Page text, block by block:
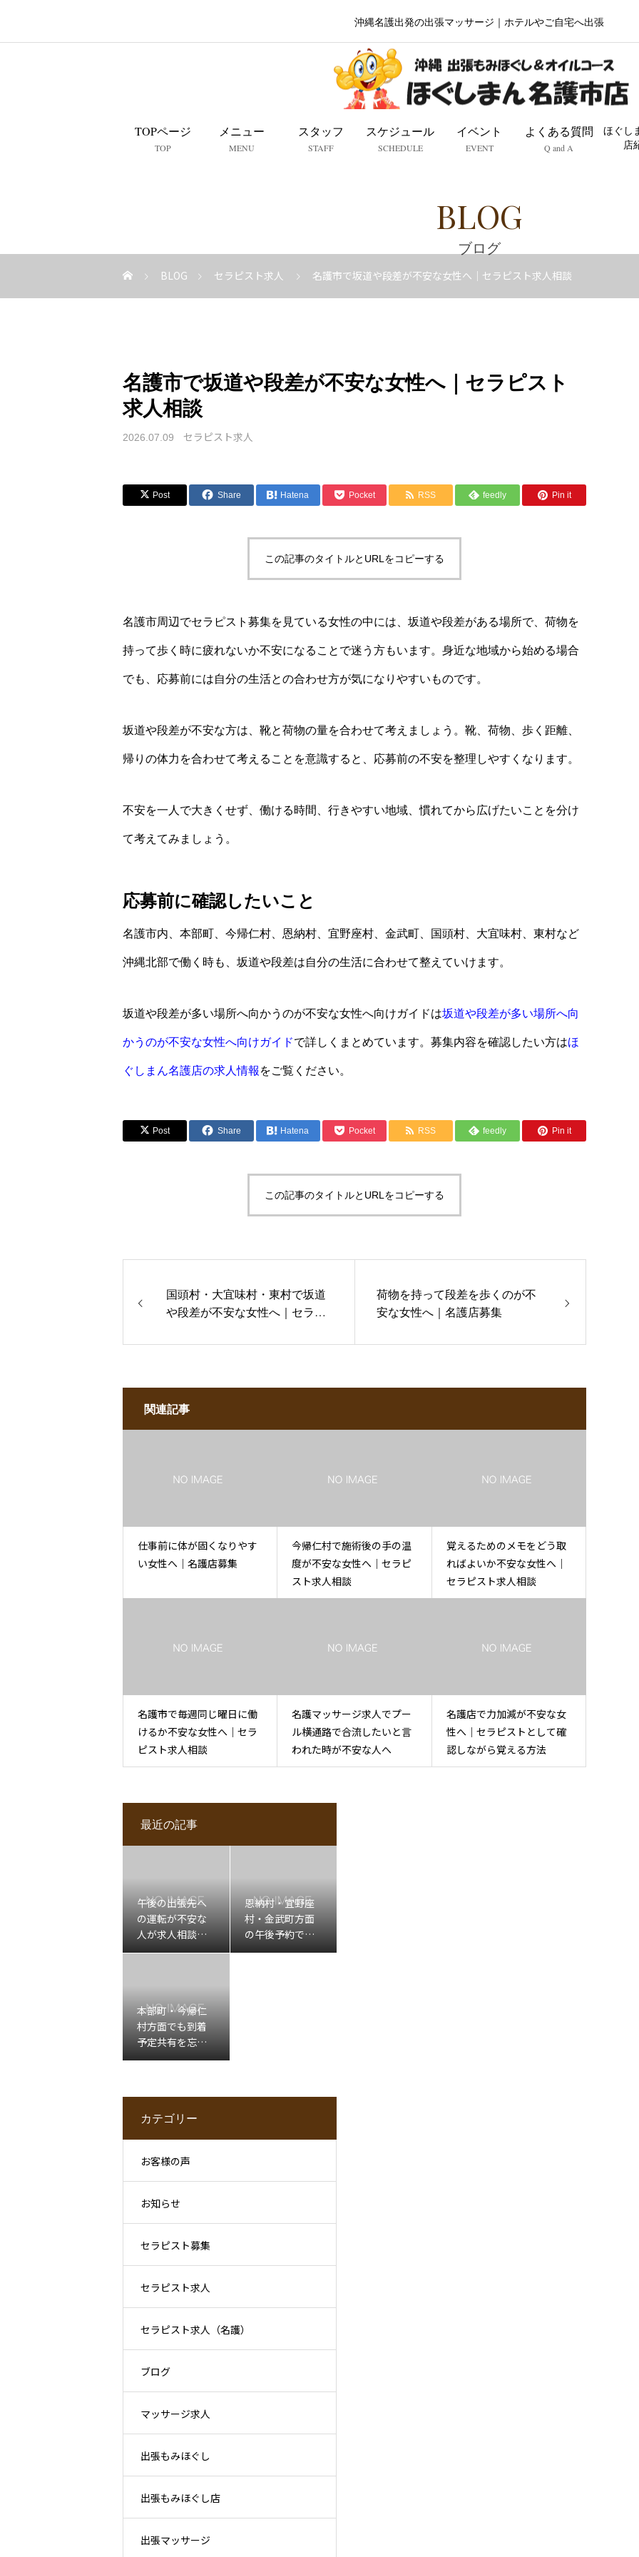
沖縄名護出発の出張マッサージ｜ホテルやご自宅へ出張
TOPページ
TOP
メニュー
MENU
スタッフ
STAFF
スケジュール
SCHEDULE
イベント
EVENT
よくある質問
Q and A
ほぐし
店
BLOG
ブログ
BLOG セラピスト求人 名護市で坂道や段差が不安な女性へ｜セラピスト求人相談
名護市で坂道や段差が不安な女性へ｜セラピスト
求人相談
2026.07.09 セラピスト求人
Post Share Hatena Pocket RSS feedly Pin it
この記事のタイトルとURLをコピーする
名護市周辺でセラピスト募集を見ている女性の中には、坂道や段差がある場所で、荷物を
持って歩く時に疲れないか不安になることで迷う方もいます。身近な地域から始める場合
でも、応募前には自分の生活との合わせ方が気になりやすいものです。
坂道や段差が不安な方は、靴と荷物の量を合わせて考えましょう。靴、荷物、歩く距離、
帰りの体力を合わせて考えることを意識すると、応募前の不安を整理しやすくなります。
不安を一人で大きくせず、働ける時間、行きやすい地域、慣れてから広げたいことを分け
て考えてみましょう。
応募前に確認したいこと
名護市内、本部町、今帰仁村、恩納村、宜野座村、金武町、国頭村、大宜味村、東村など
沖縄北部で働く時も、坂道や段差は自分の生活に合わせて整えていけます。
坂道や段差が多い場所へ向かうのが不安な女性へ向けガイドは坂道や段差が多い場所へ向
かうのが不安な女性へ向けガイドで詳しくまとめています。募集内容を確認したい方はほ
ぐしまん名護店の求人情報をご覧ください。
Post Share Hatena Pocket RSS feedly Pin it
この記事のタイトルとURLをコピーする
国頭村・大宜味村・東村で坂道
や段差が不安な女性へ｜セラピ
荷物を持って段差を歩くのが不
安な女性へ｜名護店募集
関連記事
仕事前に体が固くなりやす
い女性へ｜名護店募集
今帰仁村で施術後の手の温
度が不安な女性へ｜セラピ
スト求人相談
覚えるためのメモをどう取
ればよいか不安な女性へ｜
セラピスト求人相談
名護市で毎週同じ曜日に働
けるか不安な女性へ｜セラ
ピスト求人相談
名護マッサージ求人でプー
ル横通路で合流したいと言
われた時が不安な人へ
名護店で力加減が不安な女
性へ｜セラピストとして確
認しながら覚える方法
最近の記事
午後の出張先へ
の運転が不安な
人が求人相談前
に整理したいこ
恩納村・宜野座
村・金武町方面
の午後予約で移
動確認が不安な
本部町・今帰仁
村方面でも到着
予定共有を忘れ
たくない人へ
カテゴリー
お客様の声
お知らせ
セラピスト募集
セラピスト求人
セラピスト求人（名護）
ブログ
マッサージ求人
出張もみほぐし
出張もみほぐし店
出張マッサージ